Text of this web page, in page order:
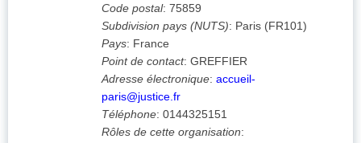
Code postal: 75859
Subdivision pays (NUTS): Paris (FR101)
Pays: France
Point de contact: GREFFIER
Adresse électronique: accueil-
paris@justice.fr
Téléphone: 0144325151
Rôles de cette organisation: